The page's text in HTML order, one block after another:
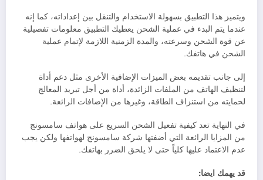
ويتميز هذا التطبيق بسهولة الاستخدام والتنقل بين إعداداته، كما إنه
عندما يتم البدء في عملية الشحن يعطيك التطبيق معلومات تفصيلية
عن قوة الشحن وسرعته، والمدة الزمنية اللازمة لإتمام عملية
الشحن في هاتفك.
إلى جانب تقديمه بعض الميزات الإضافية الأخرى مثل دعم أداة
لتنظيف الهاتف من الملفات الزائدة، أداة من أجل تبريد المعالج
لحمايته من استنزاف الطاقة، وغيرها من الإضافات الرائعة.
في النهاية تعد كيفية تفعيل الشحن السريع على هواتف سامسونج
من المزايا الرائعة التي أضفتها شركة سامسونج لهواتفها ولكن يجب
عدم الاعتماد عليها كلياً حتى لا يلحق الضرر بهاتفك.
قد يهمك ايضا: